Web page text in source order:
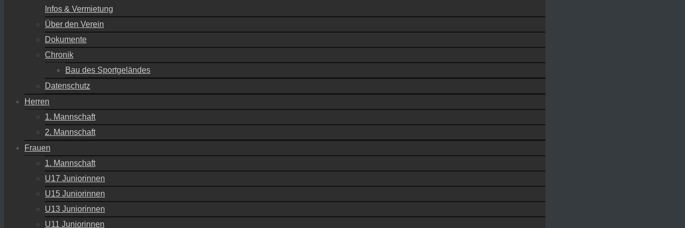
Infos & Vermietung
Über den Verein
Dokumente
Chronik
Bau des Sportgeländes
Datenschutz
Herren
1. Mannschaft
2. Mannschaft
Frauen
1. Mannschaft
U17 Juniorinnen
U15 Juniorinnen
U13 Juniorinnen
U11 Juniorinnen